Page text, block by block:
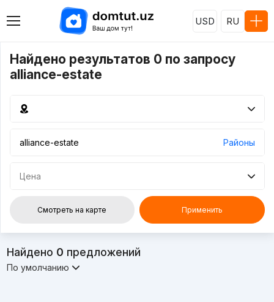
USD RU
Найдено результатов 0 по запросу
alliance-estate
Районы
Цена
Смотреть на карте Применить
Найдено 0 предложений
По умолчанию